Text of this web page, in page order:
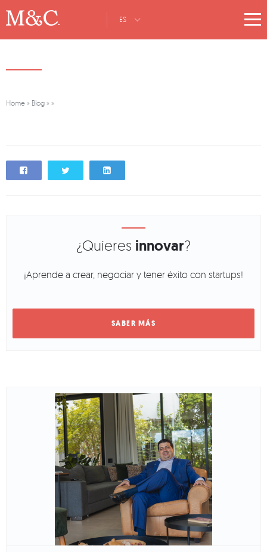
ES
Home » Blog » »
¿Quieres innovar?
¡Aprende a crear, negociar y tener éxito con startups!